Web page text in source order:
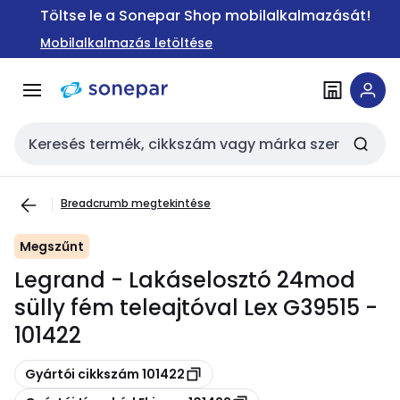
Ugrás a
Ugrás a
tartalomra
Töltse le a Sonepar Shop mobilalkalmazását!
Mobilalkalmazás letöltése
Keresési bemenet
Breadcrumb megtekintése
Megszűnt
Legrand - Lakáselosztó 24mod
sülly fém teleajtóval Lex G39515 -
101422
Másolás
Gyártói cikkszám 101422